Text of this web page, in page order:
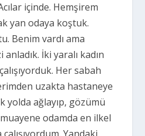
içinde. Hemşirem
yan odaya koştuk.
Benim vardı ama
İki yaralı kadın
Her sabah
uzakta hastaneye
yolda ağlayıp, gözümü
odamda en ilkel